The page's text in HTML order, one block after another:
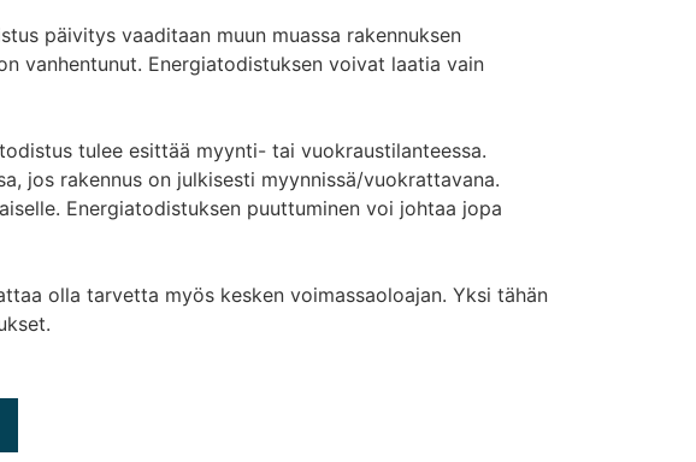
päivitys vaaditaan muun muassa rakennuksen
vanhentunut. Energiatodistuksen voivat laatia vain
tulee esittää myynti- tai vuokraustilanteessa.
jos rakennus on julkisesti myynnissä/vuokrattavana.
Energiatodistuksen puuttuminen voi johtaa jopa
olla tarvetta myös kesken voimassaoloajan. Yksi tähän